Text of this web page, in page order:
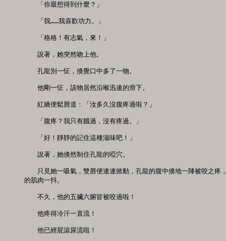
「你最想得到什麼？」
「我……我喜歡功力。」
「格格！有志氣，來！」
說著，她突然吻上他。
孔龍別一怔，倏覺口中多了一物。
他剛一怔，該物居然沿喉迅速的滑下。
紅嬌便鬆唇道：「汝多久沒腹疼過啦？」
「腹疼？我只有餓過，沒有疼過。」
「好！靜靜的記住這種滋味吧！」
說著，她倏然制住孔龍的啞穴。
只見她一吸氣，雙唇便連連掀動，孔龍的腹中倏地一陣被咬之疼
的肌肉一抖。
不久，他的五臟六腑皆被咬過啦！
他疼得冷汗一直流！
他已經屁滾尿流啦！